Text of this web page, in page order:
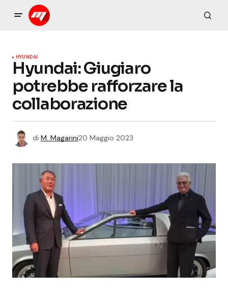
HYUNDAI
Hyundai: Giugiaro
potrebbe rafforzare la
collaborazione
di M. Magarini20 Maggio 2023